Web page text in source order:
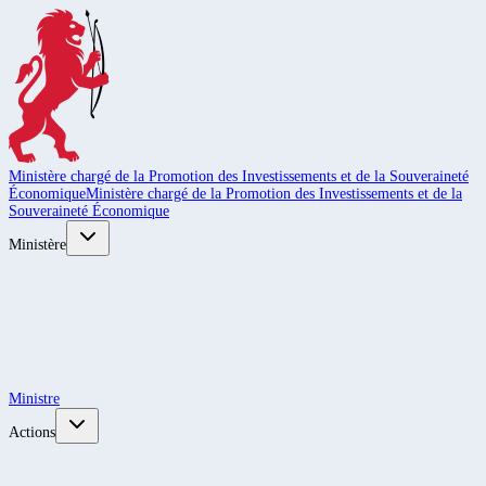
Ministère chargé de la Promotion des Investissements et de la Souveraineté
ÉconomiqueMinistère chargé de la Promotion des Investissements et de la
Souveraineté Économique
Ministère
Ministre
Actions